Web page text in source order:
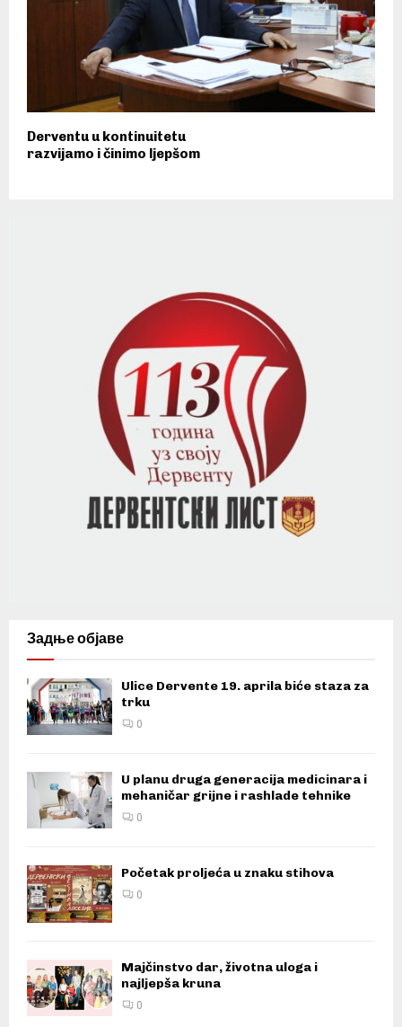
Derventu u kontinuitetu
razvijamo i činimo ljepšom
Задње објаве
Ulice Dervente 19. aprila biće staza za
trku
0
U planu druga generacija medicinara i
mehaničar grijne i rashlade tehnike
0
Početak proljeća u znaku stihova
0
Majčinstvo dar, životna uloga i
najljepša kruna
0